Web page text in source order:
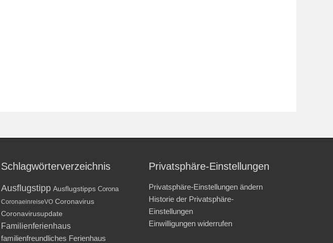
Schlagwörterverzeichnis
Ausflugstipp Ausflugstipps Corona
CoronaeinreiseVO Coronavirus
Coronavirusupdate
Familienferienhaus
familienfreundliches Ferienhaus
Privatsphäre-Einstellungen
Privatsphäre-Einstellungen ändern
Historie der Privatsphäre-
Einstellungen
Einwilligungen widerrufen